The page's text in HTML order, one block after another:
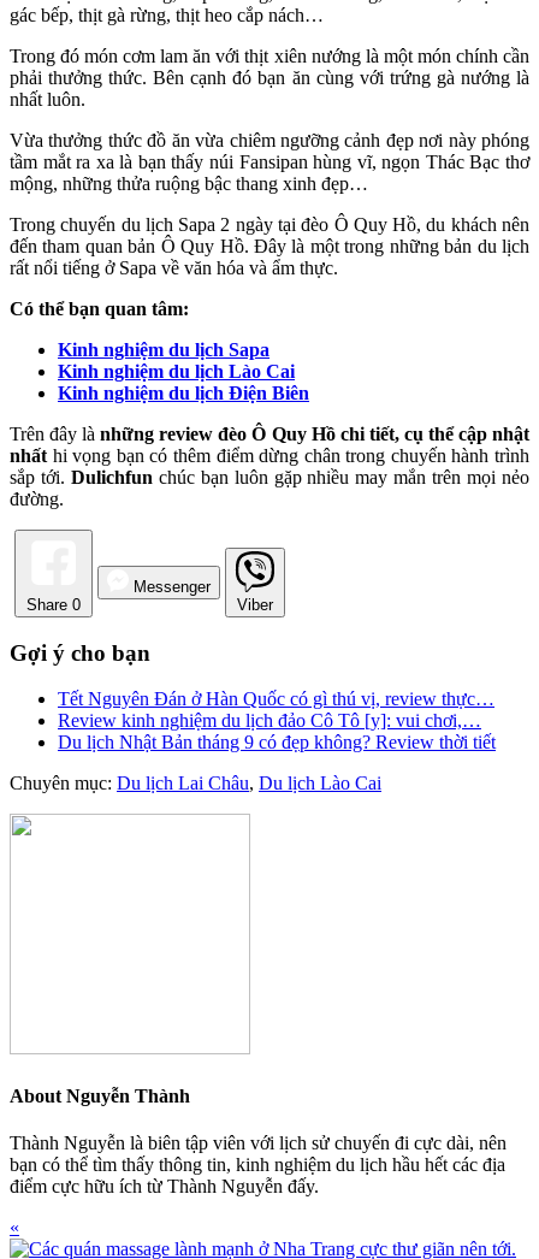
gác bếp, thịt gà rừng, thịt heo cắp nách…
Trong đó món cơm lam ăn với thịt xiên nướng là một món chính cần
phải thưởng thức. Bên cạnh đó bạn ăn cùng với trứng gà nướng là
nhất luôn.
Vừa thưởng thức đồ ăn vừa chiêm ngưỡng cảnh đẹp nơi này phóng
tầm mắt ra xa là bạn thấy núi Fansipan hùng vĩ, ngọn Thác Bạc thơ
mộng, những thửa ruộng bậc thang xinh đẹp…
Trong chuyến du lịch Sapa 2 ngày tại đèo Ô Quy Hồ, du khách nên
đến tham quan bản Ô Quy Hồ. Đây là một trong những bản du lịch
rất nổi tiếng ở Sapa về văn hóa và ẩm thực.
Có thể bạn quan tâm:
Kinh nghiệm du lịch Sapa
Kinh nghiệm du lịch Lào Cai
Kinh nghiệm du lịch Điện Biên
Trên đây lànhững review đèo Ô Quy Hồ chi tiết, cụ thể cập nhật
nhất hi vọng bạn có thêm điểm dừng chân trong chuyến hành trình
sắp tới. Dulichfun chúc bạn luôn gặp nhiều may mắn trên mọi nẻo
đường.
Share 0
Messenger
Viber
Gợi ý cho bạn
Tết Nguyên Đán ở Hàn Quốc có gì thú vị, review thực…
Review kinh nghiệm du lịch đảo Cô Tô [y]: vui chơi,…
Du lịch Nhật Bản tháng 9 có đẹp không? Review thời tiết
Chuyên mục: Du lịch Lai Châu, Du lịch Lào Cai
About Nguyễn Thành
Thành Nguyễn là biên tập viên với lịch sử chuyến đi cực dài, nên
bạn có thể tìm thấy thông tin, kinh nghiệm du lịch hầu hết các địa
điểm cực hữu ích từ Thành Nguyễn đấy.
Previous
Post:
«